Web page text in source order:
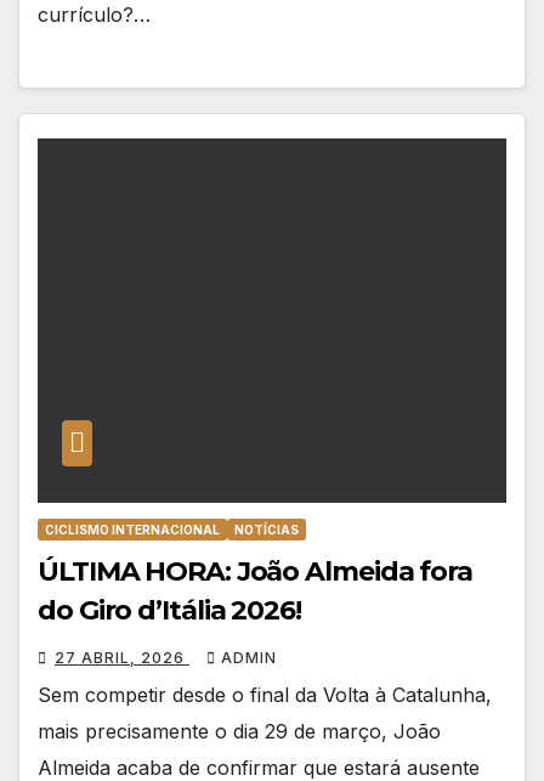
currículo?…
CICLISMO INTERNACIONAL NOTÍCIAS
ÚLTIMA HORA: João Almeida fora
do Giro d’Itália 2026!
27 ABRIL, 2026 ADMIN
Sem competir desde o final da Volta à Catalunha,
mais precisamente o dia 29 de março, João
Almeida acaba de confirmar que estará ausente